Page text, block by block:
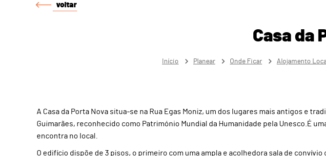
voltar
Casa da
Início Planear Onde Ficar Alojamento
A Casa da Porta Nova situa-se na Rua Egas Moniz, um dos lugares mais antigos e
Guimarães, reconhecido como Património Mundial da Humanidade pela Unesco.É
encontra no local.
O edifício dispõe de 3 pisos, o primeiro com uma ampla e acolhedora sala de convívio